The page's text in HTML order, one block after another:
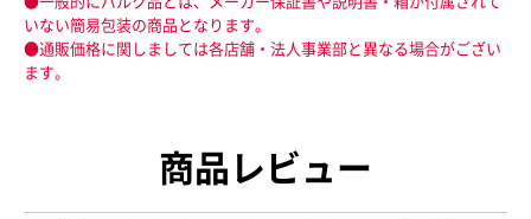
いない簡易包装の商品となります。
●通販価格に関しましては各店舗・法人事業部と異なる場合がござい
ます。
商品レビュー